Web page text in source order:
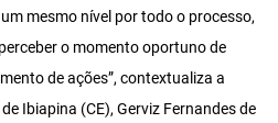
mesmo nível por todo o processo,
o momento oportuno de
de ações”, contextualiza a
Ibiapina (CE), Gerviz Fernandes de